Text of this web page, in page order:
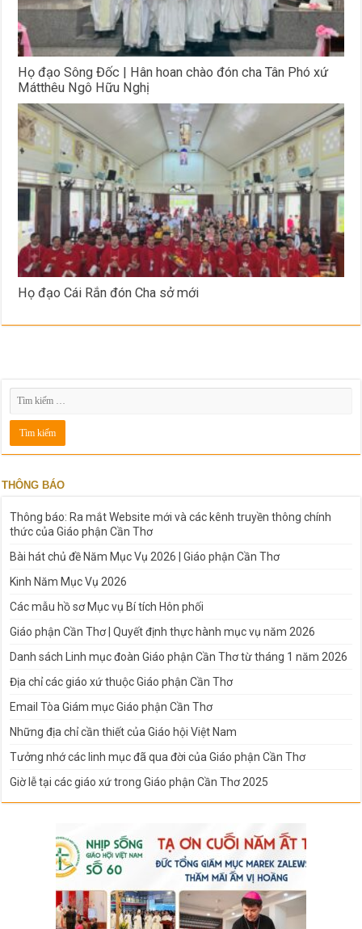
Họ đạo Sông Đốc | Hân hoan chào đón cha Tân Phó xứ
Mátthêu Ngô Hữu Nghị
Họ đạo Cái Rắn đón Cha sở mới
THÔNG BÁO
Thông báo: Ra mắt Website mới và các kênh truyền thông chính
thức của Giáo phận Cần Thơ
Bài hát chủ đề Năm Mục Vụ 2026 | Giáo phận Cần Thơ
Kinh Năm Mục Vụ 2026
Các mẫu hồ sơ Mục vụ Bí tích Hôn phối
Giáo phận Cần Thơ | Quyết định thực hành mục vụ năm 2026
Danh sách Linh mục đoàn Giáo phận Cần Thơ từ tháng 1 năm 2026
Địa chỉ các giáo xứ thuộc Giáo phận Cần Thơ
Email Tòa Giám mục Giáo phận Cần Thơ
Những địa chỉ cần thiết của Giáo hội Việt Nam
Tưởng nhớ các linh mục đã qua đời của Giáo phận Cần Thơ
Giờ lễ tại các giáo xứ trong Giáo phận Cần Thơ 2025